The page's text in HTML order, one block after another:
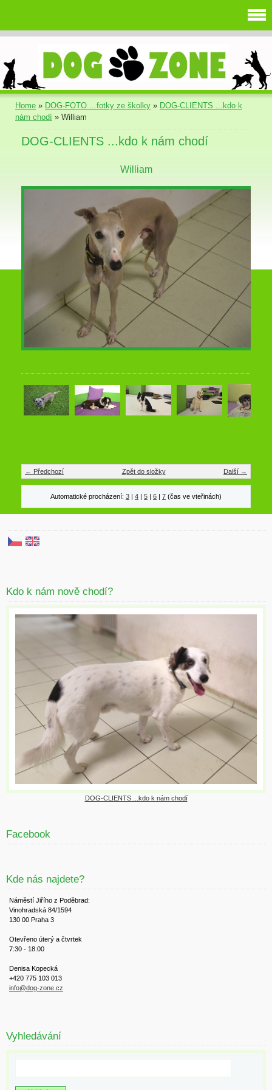
Home » DOG-FOTO ...fotky ze školky » DOG-CLIENTS ...kdo k
nám chodí » William
DOG-CLIENTS ...kdo k nám chodí
William
← Předchozí Další →
Zpět do složky
Automatické procházení: 3 | 4 | 5 | 6 | 7 (čas ve vteřinách)
Kdo k nám nově chodí?
DOG-CLIENTS ...kdo k nám chodí
Facebook
Kde nás najdete?
Náměstí Jiřího z Poděbrad:
Vinohradská 84/1594
130 00 Praha 3
Otevřeno úterý a čtvrtek
7:30 - 18:00
Denisa Kopecká
+420 775 103 013
info@dog-zone.cz
Vyhledávání